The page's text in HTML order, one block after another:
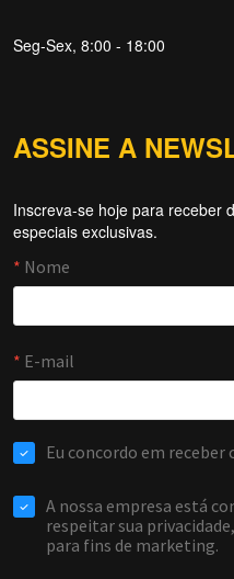
Seg-Sex, 8:00 - 18:00
ASSINE A
Inscreva-se hoje para receber
especiais exclusivas.
EMAIL
WHATSAPP /